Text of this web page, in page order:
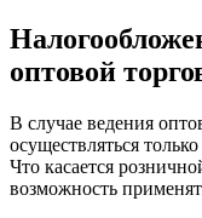
оптовой
В случае ведения
осуществляться
Что касается
возможность